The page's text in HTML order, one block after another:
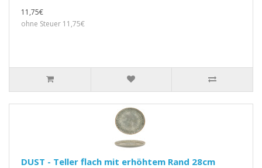
11,75€
ohne Steuer 11,75€
DUST - Teller flach mit erhöhtem Rand 28cm